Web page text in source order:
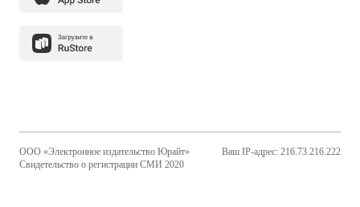
ООО «Электронное издательство Юрайт»
Свидетельство о регистрации СМИ 2020
Ваш IP-адрес: 216.73.216.222